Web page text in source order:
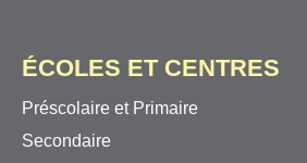
ÉCOLES ET CENTRES
Préscolaire et Primaire
Secondaire